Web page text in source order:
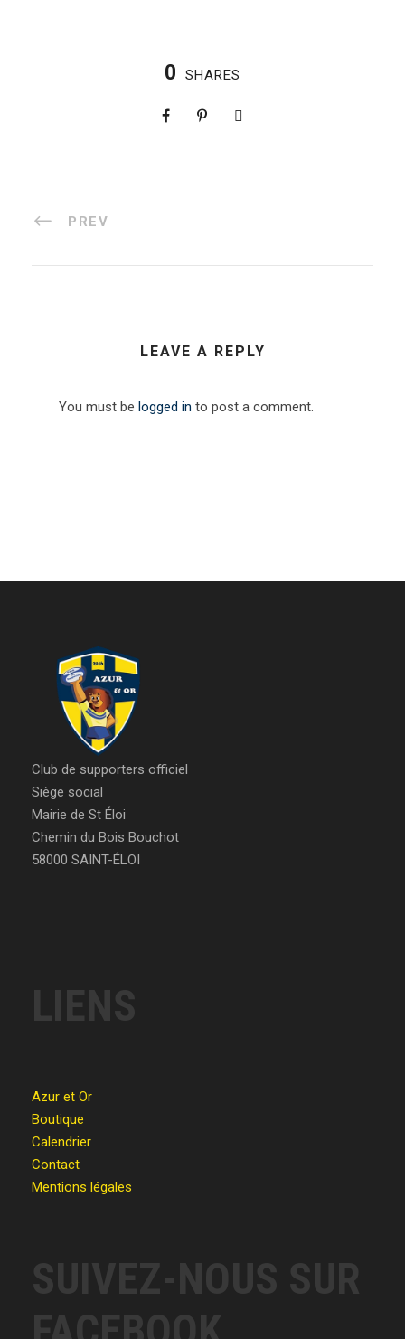
0 SHARES
PREV
LEAVE A REPLY
You must be logged in to post a comment.
Club de supporters officiel
Siège social
Mairie de St Éloi
Chemin du Bois Bouchot
58000 SAINT-ÉLOI
LIENS
Azur et Or
Boutique
Calendrier
Contact
Mentions légales
SUIVEZ-NOUS SUR